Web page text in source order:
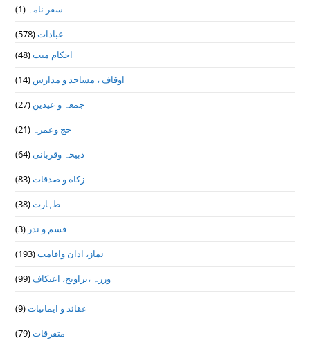
سفر نامہ (1)
عبادات(578)
احکام میت(48)
اوقاف ، مساجد و مدارس (14)
جمعہ و عیدین (27)
حج وعمرہ (21)
ذبیحہ وقربانی(64)
زکاة و صدقات(83)
طہارت(38)
قسم و نذر (3)
نماز، اذان واقامت(193)
وزرہ ،تراويح، اعتكاف(99)
عقائد و ایمانیات(9)
متفرقات(79)